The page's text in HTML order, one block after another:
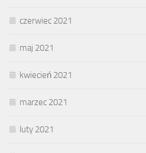
czerwiec 2021
maj 2021
kwiecień 2021
marzec 2021
luty 2021